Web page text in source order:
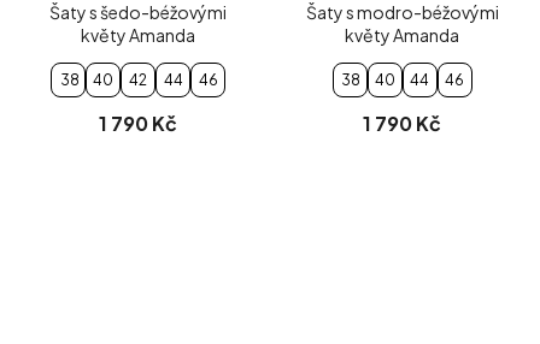
Šaty s šedo-béžovými
květy Amanda
38 40 42 44 46
1 790 Kč
Šaty s modro-béžovými
květy Amanda
38 40 44 46
1 790 Kč